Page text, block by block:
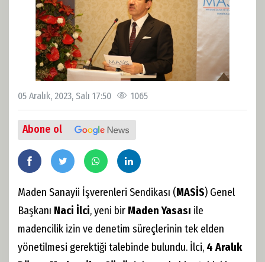
05 Aralık, 2023, Salı 17:50 1065
Abone ol
Maden Sanayii İşverenleri Sendikası (MASİS) Genel
Başkanı Naci İlci, yeni bir Maden Yasası ile
madencilik izin ve denetim süreçlerinin tek elden
yönetilmesi gerektiği talebinde bulundu. İlci, 4 Aralık